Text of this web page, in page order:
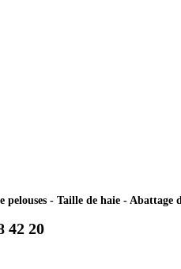
- Taille de haie - Abattage
42 20